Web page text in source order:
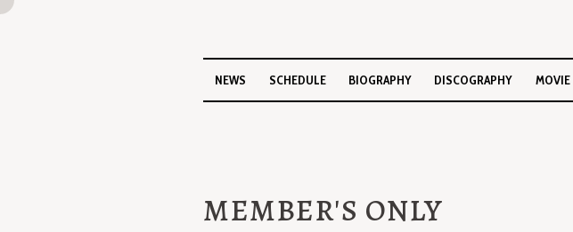
NEWS SCHEDULE BIOGRAPHY DISCOGRAPHY MOVIE
MEMBER'S ONLY